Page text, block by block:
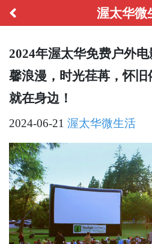
渥太华微
2024年渥太华免费户外
馨浪漫，时光荏苒，怀旧
就在身边！
2024-06-21 渥太华微生活